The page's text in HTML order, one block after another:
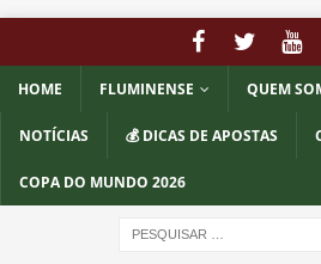
HOME FLUMINENSE QUEM
NOTÍCIAS 💰 DICAS DE APOSTAS
COPA DO MUNDO 2026